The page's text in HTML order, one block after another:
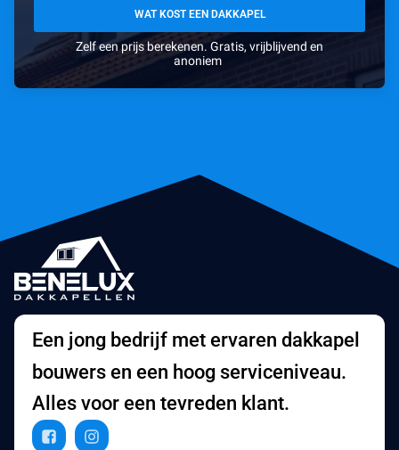
WAT KOST EEN DAKKAPEL
Zelf een prijs berekenen. Gratis, vrijblijvend en
anoniem
Een jong bedrijf met ervaren dakkapel
bouwers en een hoog serviceniveau.
Alles voor een tevreden klant.